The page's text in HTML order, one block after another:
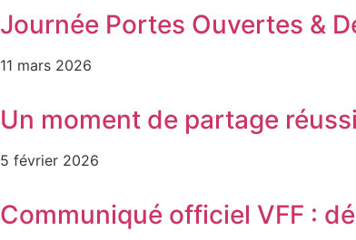
Journée Portes Ouvertes &
11 mars 2026
Un moment de partage
5 février 2026
Communiqué officiel VFF :